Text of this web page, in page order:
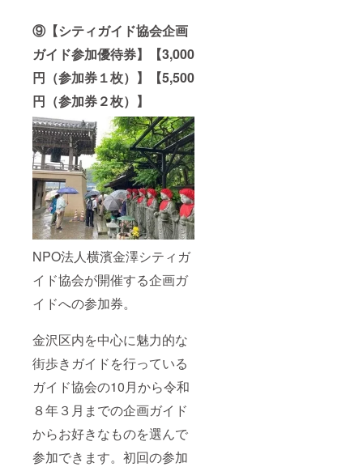
⑨【シティガイド協会企画
ガイド参加優待券】【3,000
円（参加券１枚）】【5,500
円（参加券２枚）】
NPO法人横濱金澤シティガ
イド協会が開催する企画ガ
イドへの参加券。
金沢区内を中心に魅力的な
街歩きガイドを行っている
ガイド協会の10月から令和
８年３月までの企画ガイド
からお好きなものを選んで
参加できます。初回の参加